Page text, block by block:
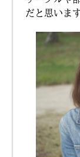
だと思います